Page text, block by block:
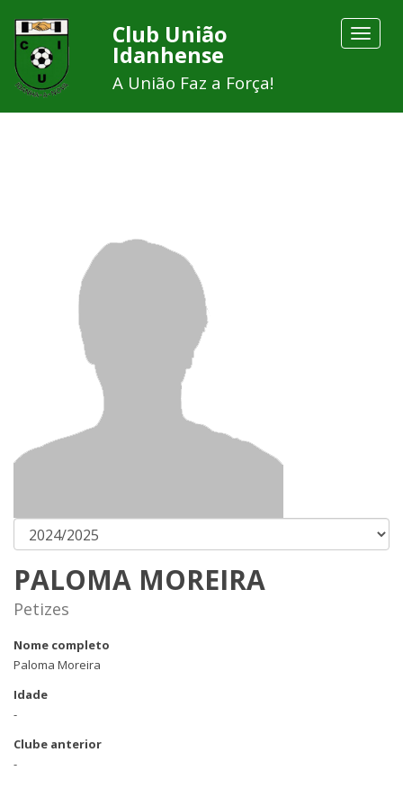
Toggle
Club União
Idanhense
A União Faz a Força!
PALOMA MOREIRA
Petizes
Nome completo
Paloma Moreira
Idade
-
Clube anterior
-